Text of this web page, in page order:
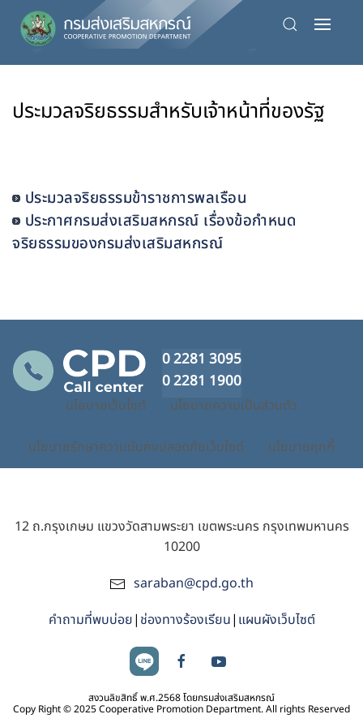
Skip
to
content
ประมวลจริยธรรมสำหรับเจ้าหน้าที่ของรัฐ
ประมวลจริยธรรมข้าราชการพลเรือน
ประกาศกรมส่งเสริมสหกรณ์ เรื่องข้อกำหนด
จริยธรรมของกรมส่งเสริมสหกรณ์
0 2281 3095
0 2281 1900
นโยบายเว็บไซต์ นโยบายความเป็นส่วนตัว
นโยบายรักษาความมั่นคงปลอดภัยเว็บไซต์ นโยบายคุกกี้
12 ถ.กรุงเกษม แขวงวัดสามพระยา เขตพระนคร กรุงเทพมหานคร
10200
saraban@cpd.go.th
คำถามที่พบบ่อย| ช่องทางร้องเรียน| แผนผังเว็บไซต์
สงวนลิขสิทธิ์ พ.ศ.2568 โดยกรมส่งเสริมสหกรณ์
Copy Right © 2025 Cooperative Promotion Department. All rights Reserved